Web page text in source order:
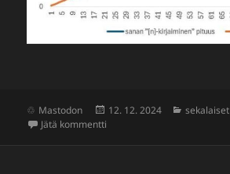
Mastodon Julkaistu
12. 12. 2024 Kategoriat
sekalaiset
Jätä kommentti